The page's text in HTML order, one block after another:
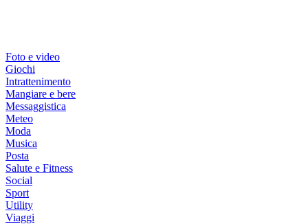
Foto e video
Giochi
Intrattenimento
Mangiare e bere
Messaggistica
Meteo
Moda
Musica
Posta
Salute e Fitness
Social
Sport
Utility
Viaggi